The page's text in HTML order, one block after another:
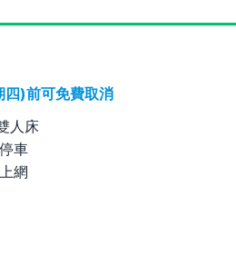
)前可免費取消
人床
車
網